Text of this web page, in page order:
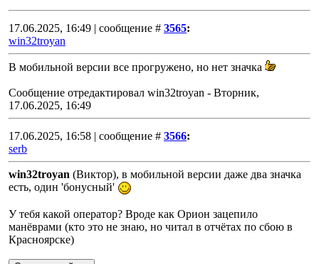
17.06.2025, 16:49 | сообщение # 3565:
win32troyan
В мобильной версии все прогружено, но нет значка
Сообщение отредактировал win32troyan - Вторник,
17.06.2025, 16:49
17.06.2025, 16:58 | сообщение # 3566:
serb
win32troyan (Виктор), в мобильной версии даже два значка
есть, один 'бонусный'
У тебя какой оператор? Вроде как Орион зацепило
манёврами (кто это не знаю, но читал в отчётах по сбою в
Красноярске)